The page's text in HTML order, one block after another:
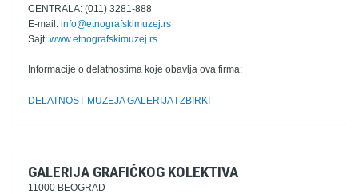
CENTRALA: (011) 3281-888
E-mail: info@etnografskimuzej.rs
Sajt: www.etnografskimuzej.rs
Informacije o delatnostima koje obavlja ova firma:
DELATNOST MUZEJA GALERIJA I ZBIRKI
GALERIJA GRAFIČKOG KOLEKTIVA
11000 BEOGRAD